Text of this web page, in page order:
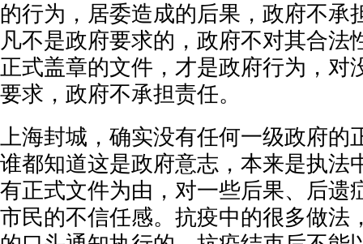
的行为，居委造成的后果，政府不承
凡不是政府要求的，政府不对其合法
正式盖章的文件，才是政府行为，对
要求，政府不承担责任。
上海封城，确实没有任何一级政府的
谁都知道这是政府意志，本来是执法
有正式文件为由，对一些后果、后遗
市民的不信任感。抗疫中的很多做法